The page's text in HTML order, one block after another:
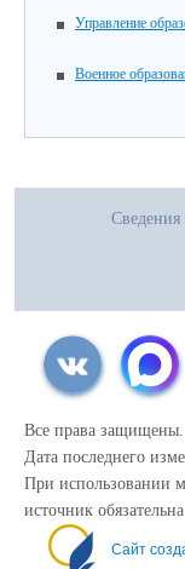
Управление
Военное
Сведения
Все права защищены.
Дата последнего
При использовании
источник обязательна
Сайт